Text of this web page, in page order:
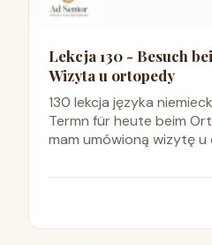
Lekcja 130 - Besuch
Wizyta u ortopedy
130 lekcja języka
Termn für heute beim
mam umówioną wizytę